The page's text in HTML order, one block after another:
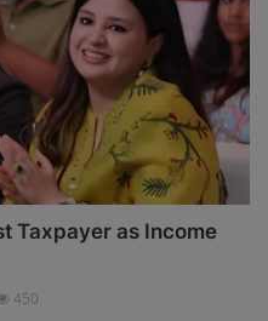
Taxpayer as Income
450